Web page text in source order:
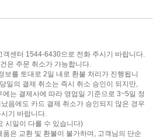
객센터 1544-6430으로 전화 주시기 바랍니다.
은 주문 취소가 가능합니다.
보를 토대로 2일 내로 환불 처리가 진행됩니
일의 결제 취소는 즉시 취소 승인이 되지만,
는 결제사에 따라 영업일 기준으로 3~5일 정
음에도 카드 결제 취소가 승인되지 않은 경우
기 바랍니다.
시일이 다를 수 있습니다)
은 교환 및 환불이 불가하며, 고객님의 단순